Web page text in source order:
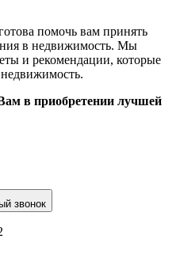
помочь вам принять
в недвижимость. Мы
и рекомендации, которые
в приобретении лучшей
звонок